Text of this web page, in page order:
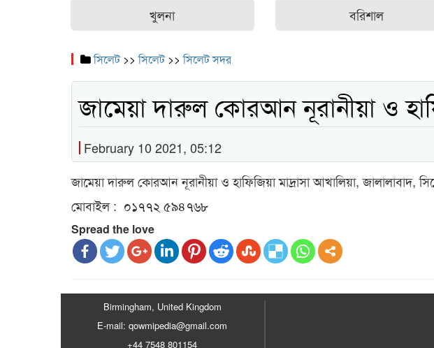
খুলনা বরিশাল
সিলেট>>সিলেট>>সিলেট সদর
জামেয়া দারুল কোরআন নূরানীয়া ও
February 10 2021, 05:12
জামেয়া দারুল কোরআন নূরানীয়া ও হাফিজিয়া মাদ্রাসা আখালিয়া, জালালাবাদ,
মোবাইল : ০১৭৭২ ৫৯৪৭৬৮
Spread the love
Birmingham, United Kingdom
E-mail: qowmipedia@gmail.com
+44 7548 801154